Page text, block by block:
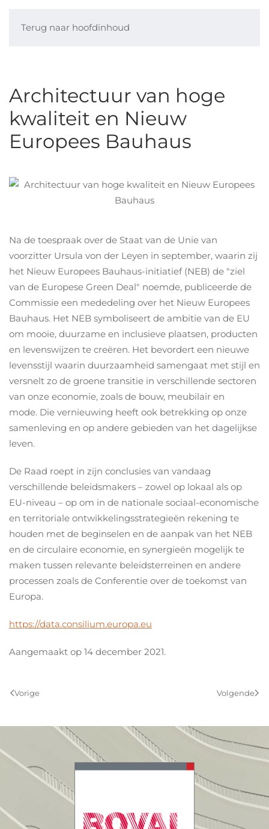
Terug naar hoofdinhoud
Architectuur van hoge
kwaliteit en Nieuw
Europees Bauhaus
Na de toespraak over de Staat van de Unie van
voorzitter Ursula von der Leyen in september, waarin zij
het Nieuw Europees Bauhaus-initiatief (NEB) de "ziel
van de Europese Green Deal" noemde, publiceerde de
Commissie een mededeling over het Nieuw Europees
Bauhaus. Het NEB symboliseert de ambitie van de EU
om mooie, duurzame en inclusieve plaatsen, producten
en levenswijzen te creëren. Het bevordert een nieuwe
levensstijl waarin duurzaamheid samengaat met stijl en
versnelt zo de groene transitie in verschillende sectoren
van onze economie, zoals de bouw, meubilair en
mode. Die vernieuwing heeft ook betrekking op onze
samenleving en op andere gebieden van het dagelijkse
leven.
De Raad roept in zijn conclusies van vandaag
verschillende beleidsmakers – zowel op lokaal als op
EU-niveau – op om in de nationale sociaal-economische
en territoriale ontwikkelings­strategieën rekening te
houden met de beginselen en de aanpak van het NEB
en de circulaire economie, en synergieën mogelijk te
maken tussen relevante beleids­terreinen en andere
processen zoals de Conferentie over de toekomst van
Europa.
https://data.consilium.europa.eu
Aangemaakt op 14 december 2021.
Vorige Volgende